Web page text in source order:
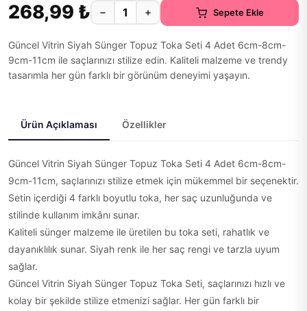
268,99 ₺ − + Sepete Ekle
Güncel Vitrin Siyah Sünger Topuz Toka Seti 4 Adet 6cm-8cm-
9cm-11cm ile saçlarınızı stilize edin. Kaliteli malzeme ve trendy
tasarımla her gün farklı bir görünüm deneyimi yaşayın.
Ürün Açıklaması Özellikler
Güncel Vitrin Siyah Sünger Topuz Toka Seti 4 Adet 6cm-8cm-
9cm-11cm, saçlarınızı stilize etmek için mükemmel bir seçenektir.
Setin içerdiği 4 farklı boyutlu toka, her saç uzunluğunda ve
stilinde kullanım imkânı sunar.
Kaliteli sünger malzeme ile üretilen bu toka seti, rahatlık ve
dayanıklılık sunar. Siyah renk ile her saç rengi ve tarzla uyum
sağlar.
Güncel Vitrin Siyah Sünger Topuz Toka Seti, saçlarınızı hızlı ve
kolay bir şekilde stilize etmenizi sağlar. Her gün farklı bir